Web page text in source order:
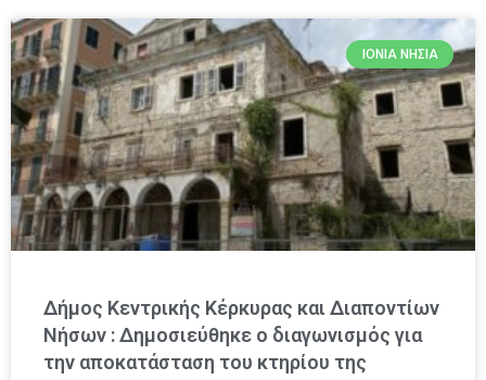
ΙΌΝΙΑ ΝΗΣΙΆ
Δήμος Κεντρικής Κέρκυρας και Διαποντίων
Νήσων : Δημοσιεύθηκε ο διαγωνισμός για
την αποκατάσταση του κτηρίου της